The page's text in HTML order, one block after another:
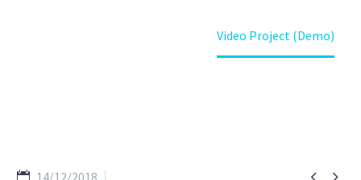
Video Project (Demo)
14/12/2018